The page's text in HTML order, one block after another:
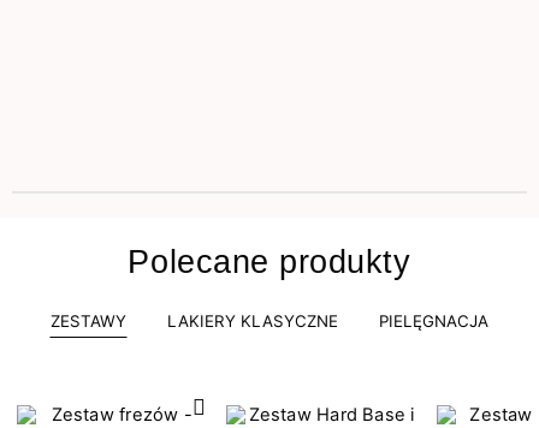
Polecane produkty
ZESTAWY LAKIERY KLASYCZNE PIELĘGNACJA